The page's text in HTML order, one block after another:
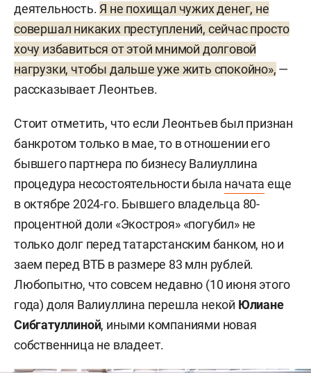
деятельность. Я не похищал чужих денег, не
совершал никаких преступлений, сейчас просто
хочу избавиться от этой мнимой долговой
нагрузки, чтобы дальше уже жить спокойно», —
рассказывает Леонтьев.
Стоит отметить, что если Леонтьев был признан
банкротом только в мае, то в отношении его
бывшего партнера по бизнесу Валиуллина
процедура несостоятельности была начата еще
в октябре 2024-го. Бывшего владельца 80-
процентной доли «Экостроя» «погубил» не
только долг перед татарстанским банком, но и
заем перед ВТБ в размере 83 млн рублей.
Любопытно, что совсем недавно (10 июня этого
года) доля Валиуллина перешла некой Юлиане
Сибгатуллиной, иными компаниями новая
собственница не владеет.